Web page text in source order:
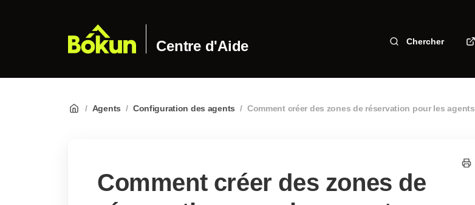
Centre d'Aide Chercher
/ Agents / Configuration des agents / Comment créer des zones de réservation pour les agents
Comment créer des zones de